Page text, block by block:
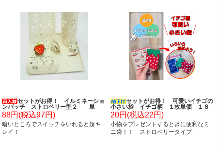
セットがお得！ イルミネーショ
ンバッチ ストロベリー型２ 単
価 ７８円～
88円(税込97円)
暗いところでスイッチをいれると超キ
レイ！
セットがお得！ 可愛いイチゴの
小さい袋 イチゴ柄 １枚単価 １８
円～
20円(税込22円)
小物をプレゼントするときに便利なミ
ニ袋！！ ストロベリータイプ